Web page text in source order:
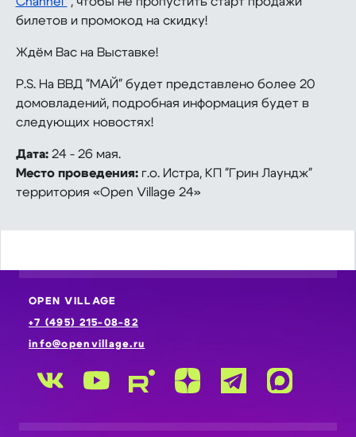
билетов и промокод на скидку!
Ждём Вас на Выставке!
P.S. На ВВД "МАЙ" будет представлено более 20
домовладений, подробная информация будет в
следующих новостях!
Дата:24 - 26 мая.
Место проведения:г.о. Истра, КП "Грин Лаундж"
территория «Open Village 24»
OPEN VILLAGE
+7 (495) 215-08-82
info@openvillage.ru